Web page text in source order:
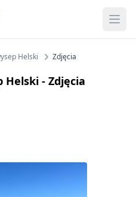
Helski Zdjęcia
Helski - Zdjęcia